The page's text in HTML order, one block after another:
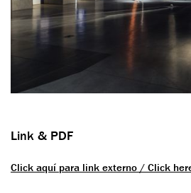
Link & PDF
Click aquí para link externo / Click